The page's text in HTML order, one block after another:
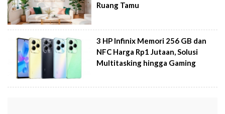
Ruang Tamu
3 HP Infinix Memori 256 GB dan
NFC Harga Rp1 Jutaan, Solusi
Multitasking hingga Gaming